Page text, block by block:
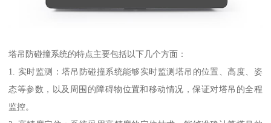
塔吊防碰撞系统的特点主要包括以下几个方面：
1. 实时监测：塔吊防碰撞系统能够实时监测塔吊的位置、高度、姿
态等参数，以及周围的障碍物位置和移动情况，保证对塔吊的全程
监控。